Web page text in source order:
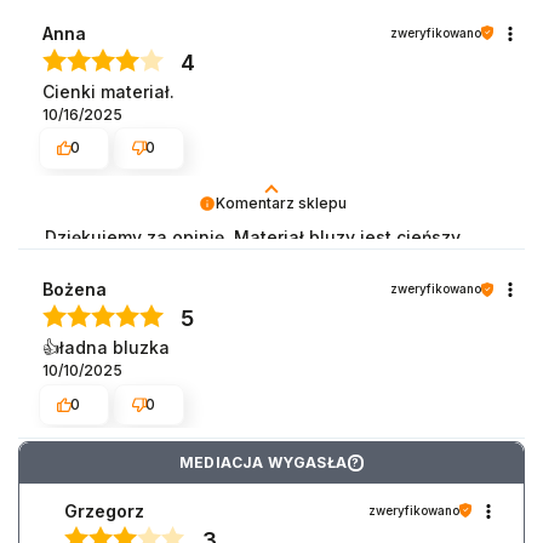
Komentarz sklepu
Dziękujemy za opinię. Materiał bluzy jest cieńszy,
komforcie i codziennym użytkowaniu. Mamy
nadzieję, że produkt mimo wszystko spełni Pani
oczekiwania.
Anna zweryfikowano
4
Cienki materiał.
10/16/2025
0
0
Bożena zweryfikowano
5
👍️ładna bluzka
10/10/2025
0
0
MEDIACJA WYGASŁA ?
Grzegorz zweryfikowano